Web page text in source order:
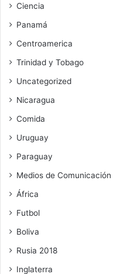
Ciencia
Panamá
Centroamerica
Trinidad y Tobago
Uncategorized
Nicaragua
Comida
Uruguay
Paraguay
Medios de Comunicación
África
Futbol
Boliva
Rusia 2018
Inglaterra